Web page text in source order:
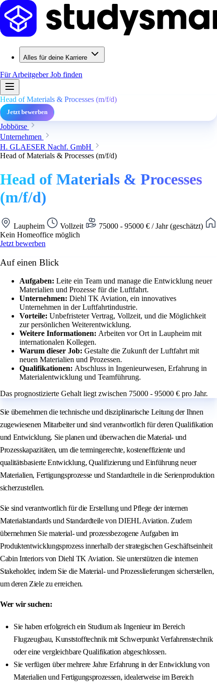
Alles für deine Karriere
Für ArbeitgeberJob finden
Head of Materials & Processes (m/f/d)
Jetzt bewerben
Jobbörse
Unternehmen
H. GLAESER Nachf. GmbH
Head of Materials & Processes (m/f/d)
Head of Materials & Processes
(m/f/d)
Laupheim Vollzeit
75000 - 95000 € / Jahr (geschätzt)
Kein Homeoffice möglich
Jetzt bewerben
Auf einen Blick
Aufgaben: Leite ein Team und manage die Entwicklung neuer
Materialien und Prozesse für die Luftfahrt.
Unternehmen: Diehl TK Aviation, ein innovatives
Unternehmen in der Luftfahrtindustrie.
Vorteile: Unbefristeter Vertrag, Vollzeit, und die Möglichkeit
zur persönlichen Weiterentwicklung.
Weitere Informationen: Arbeiten vor Ort in Laupheim mit
internationalen Kollegen.
Warum dieser Job: Gestalte die Zukunft der Luftfahrt mit
neuen Materialien und Prozessen.
Qualifikationen: Abschluss in Ingenieurwesen, Erfahrung in
Materialentwicklung und Teamführung.
Das prognostizierte Gehalt liegt zwischen 75000 - 95000 € pro Jahr.
Sie übernehmen die technische und disziplinarische Leitung der Ihnen
zugewiesenen Mitarbeiter und sind verantwortlich für deren Qualifikation
und Entwicklung. Sie planen und überwachen die Material- und
Prozesskapazitäten, um die termingerechte, kosteneffiziente und
qualitätsbasierte Entwicklung, Qualifizierung und Einführung neuer
Materialien, Fertigungsprozesse und Standardteile in die Serienproduktion
sicherzustellen.
Sie sind verantwortlich für die Erstellung und Pflege der internen
Materialstandards und Standardteile von DIEHL Aviation. Zudem
übernehmen Sie material- und prozessbezogene Aufgaben im
Produktentwicklungsprozess innerhalb der strategischen Geschäftseinheit
Cabin Interiors von Diehl TK Aviation. Sie unterstützen die internen
Stakeholder, indem Sie die Material- und Prozesslieferungen sicherstellen,
um deren Ziele zu erreichen.
Wer wir suchen:
Sie haben erfolgreich ein Studium als Ingenieur im Bereich
Flugzeugbau, Kunststofftechnik mit Schwerpunkt Verfahrenstechnik
oder eine vergleichbare Qualifikation abgeschlossen.
Sie verfügen über mehrere Jahre Erfahrung in der Entwicklung von
Materialien und Fertigungsprozessen, idealerweise im Bereich